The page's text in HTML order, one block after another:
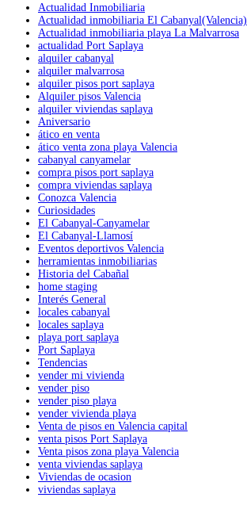
Actualidad Inmobiliaria
Actualidad inmobiliaria El Cabanyal(Valencia)
Actualidad inmobiliaria playa La Malvarrosa
actualidad Port Saplaya
alquiler cabanyal
alquiler malvarrosa
alquiler pisos port saplaya
Alquiler pisos Valencia
alquiler viviendas saplaya
Aniversario
ático en venta
ático venta zona playa Valencia
cabanyal canyamelar
compra pisos port saplaya
compra viviendas saplaya
Conozca Valencia
Curiosidades
El Cabanyal-Canyamelar
El Cabanyal-Llamosí
Eventos deportivos Valencia
herramientas inmobiliarias
Historia del Cabañal
home staging
Interés General
locales cabanyal
locales saplaya
playa port saplaya
Port Saplaya
Tendencias
vender mi vivienda
vender piso
vender piso playa
vender vivienda playa
Venta de pisos en Valencia capital
venta pisos Port Saplaya
Venta pisos zona playa Valencia
venta viviendas saplaya
Viviendas de ocasion
viviendas saplaya